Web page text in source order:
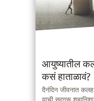
आयुष्यातील
कसं हाताळावं?
दैनंदिन जीवनात